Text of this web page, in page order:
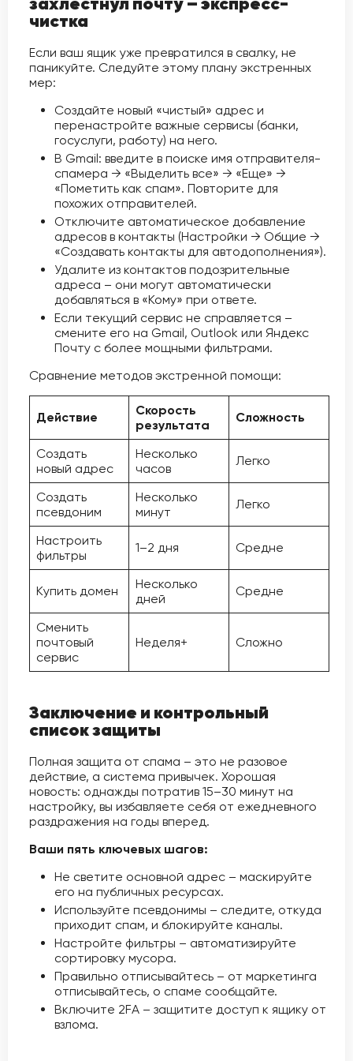
чистка
Если ваш ящик уже превратился в свалку, не
паникуйте. Следуйте этому плану экстренных
мер:
Создайте новый «чистый» адрес и
перенастройте важные сервисы (банки,
госуслуги, работу) на него.
В Gmail: введите в поиске имя отправителя-
спамера → «Выделить все» → «Еще» →
«Пометить как спам». Повторите для
похожих отправителей.
Отключите автоматическое добавление
адресов в контакты (Настройки → Общие →
«Создавать контакты для автодополнения»).
Удалите из контактов подозрительные
адреса – они могут автоматически
добавляться в «Кому» при ответе.
Если текущий сервис не справляется –
смените его на Gmail, Outlook или Яндекс
Почту с более мощными фильтрами.
Сравнение методов экстренной помощи:
Действие
Скорость
результата
Сложность
Создать
новый адрес
Несколько
часов
Легко
Создать
псевдоним
Несколько
минут
Легко
Настроить
фильтры
1–2 дня Средне
Купить домен
Несколько
дней
Средне
Сменить
почтовый
сервис
Неделя+ Сложно
Заключение и контрольный
список защиты
Полная защита от спама – это не разовое
действие, а система привычек. Хорошая
новость: однажды потратив 15–30 минут на
настройку, вы избавляете себя от ежедневного
раздражения на годы вперед.
Ваши пять ключевых шагов:
Не светите основной адрес – маскируйте
его на публичных ресурсах.
Используйте псевдонимы – следите, откуда
приходит спам, и блокируйте каналы.
Настройте фильтры – автоматизируйте
сортировку мусора.
Правильно отписывайтесь – от маркетинга
отписывайтесь, о спаме сообщайте.
Включите 2FA – защитите доступ к ящику от
взлома.